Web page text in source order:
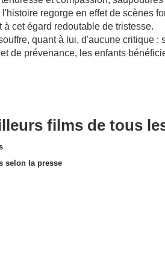
regorge en effet de scènes
à cet égard redoutable de tristesse.
quant à lui, d'aucune critique
de prévenance, les enfants
films de tous
selon la presse